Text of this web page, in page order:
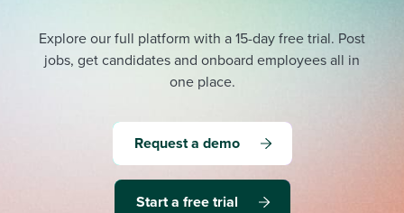
Explore our full platform with a 15-day free trial. Post
jobs, get candidates and onboard employees all in
one place.
Request a demo
Start a free trial